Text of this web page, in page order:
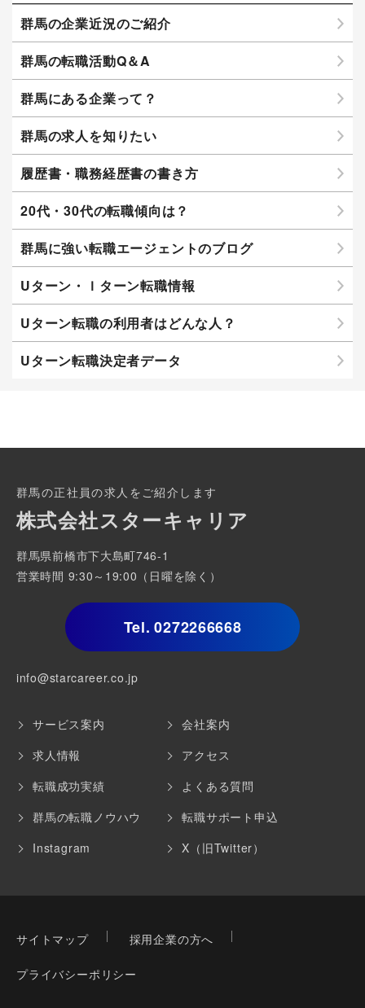
群馬の企業近況のご紹介
群馬の転職活動Q＆A
群馬にある企業って？
群馬の求人を知りたい
履歴書・職務経歴書の書き方
20代・30代の転職傾向は？
群馬に強い転職エージェントのブログ
Uターン・Ｉターン転職情報
Uターン転職の利用者はどんな人？
Uターン転職決定者データ
群馬の正社員の求人をご紹介します
株式会社スターキャリア
群馬県前橋市下大島町746-1
営業時間 9:30～19:00（日曜を除く）
Tel. 0272266668
info@starcareer.co.jp
サービス案内
求人情報
転職成功実績
群馬の転職ノウハウ
Instagram
会社案内
アクセス
よくある質問
転職サポート申込
X（旧Twitter）
サイトマップ 採用企業の方へ
プライバシーポリシー